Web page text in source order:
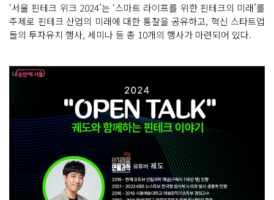
‘서울 핀테크 위크 2024’는 ‘스마트 라이프를 위한 핀테크의 미래’를
주제로 핀테크 산업의 미래에 대한 통찰을 공유하고, 혁신 스타트업
들의 투자유치 행사, 세미나 등 총 10개의 행사가 마련되어 있다.